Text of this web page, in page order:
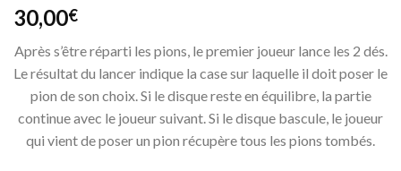
30,00€
Après s’être réparti les pions, le premier joueur lance les 2 dés.
Le résultat du lancer indique la case sur laquelle il doit poser le
pion de son choix. Si le disque reste en équilibre, la partie
continue avec le joueur suivant. Si le disque bascule, le joueur
qui vient de poser un pion récupère tous les pions tombés.